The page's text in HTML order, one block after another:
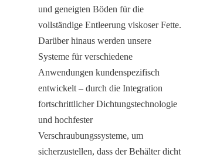
und geneigten Böden für die
vollständige Entleerung viskoser Fette.
Darüber hinaus werden unsere
Systeme für verschiedene
Anwendungen kundenspezifisch
entwickelt – durch die Integration
fortschrittlicher Dichtungstechnologie
und hochfester
Verschraubungssysteme, um
sicherzustellen, dass der Behälter dicht